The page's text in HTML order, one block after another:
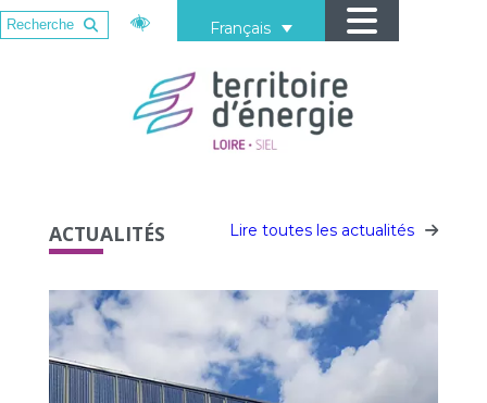
Français
ACTUALITÉS Lire toutes les actualités